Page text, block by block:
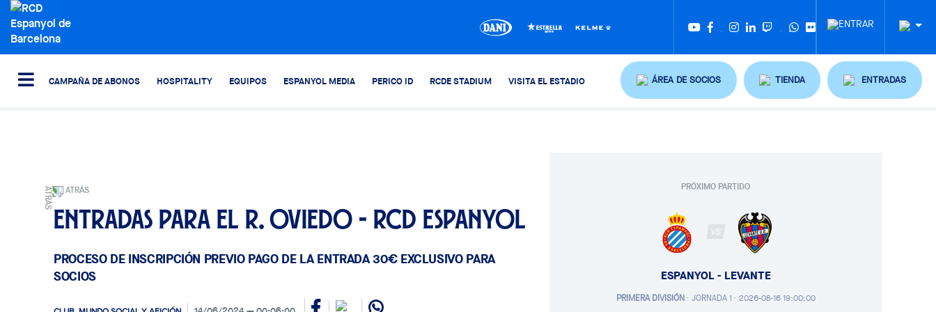
CAMPAÑA DE ABONOS HOSPITALITY EQUIPOS ESPANYOL MEDIA PERICO ID RCDE STADIUM VISITA EL ESTADIO ÁREA DE SOCIOS TIENDA ENTRADAS
ATRÁS
Entradas para el R. Oviedo - RCD Espanyol
PROCESO DE INSCRIPCIÓN PREVIO PAGO DE LA ENTRADA 30€ EXCLUSIVO PARA
SOCIOS
PRÓXIMO PARTIDO
VS
ESPANYOL - LEVANTE
PRIMERA DIVISIÓN· JORNADA 1 · 2026-08-16 19:00:00